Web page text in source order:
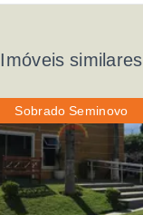
Imóveis similares
Sobrado Seminovo